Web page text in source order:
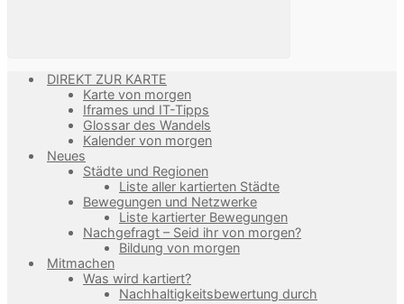
DIREKT ZUR KARTE
Karte von morgen
Iframes und IT-Tipps
Glossar des Wandels
Kalender von morgen
Neues
Städte und Regionen
Liste aller kartierten Städte
Bewegungen und Netzwerke
Liste kartierter Bewegungen
Nachgefragt – Seid ihr von morgen?
Bildung von morgen
Mitmachen
Was wird kartiert?
Nachhaltigkeitsbewertung durch